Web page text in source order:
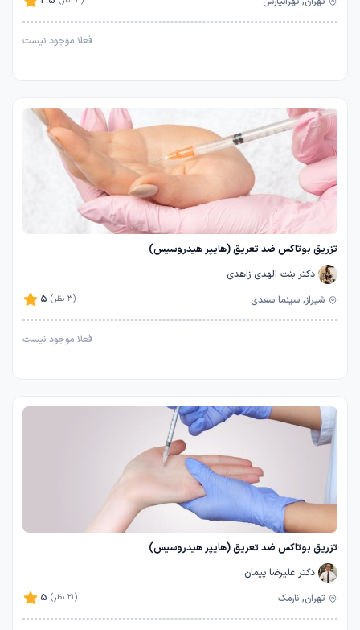
فعلا موجود نیست
تزریق بوتاکس ضد تعریق (هایپر هیدروسیس)
دکتر بنت الهدی زاهدی
5
(3 نظر) شیراز, سینما سعدی
فعلا موجود نیست
تزریق بوتاکس ضد تعریق (هایپر هیدروسیس)
دکتر علیرضا پیمان
5
(21 نظر) تهران, نارمک